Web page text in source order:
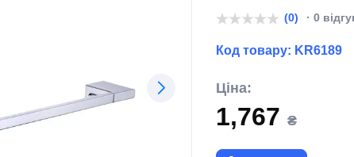
(0) · 0
Код товару: KR6189
Ціна:
1,767 ₴